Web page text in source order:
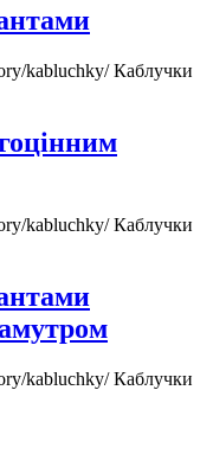
kabluchky/Каблучки
kabluchky/Каблучки
kabluchky/Каблучки